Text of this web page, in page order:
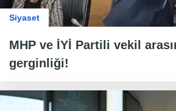
Siyaset
MHP ve İYİ Partili vekil
gerginliği!